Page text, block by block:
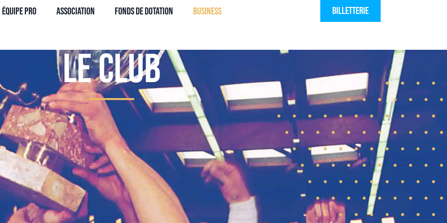
Équipe Pro Association Fonds de dotation Business Billetterie
Le Club